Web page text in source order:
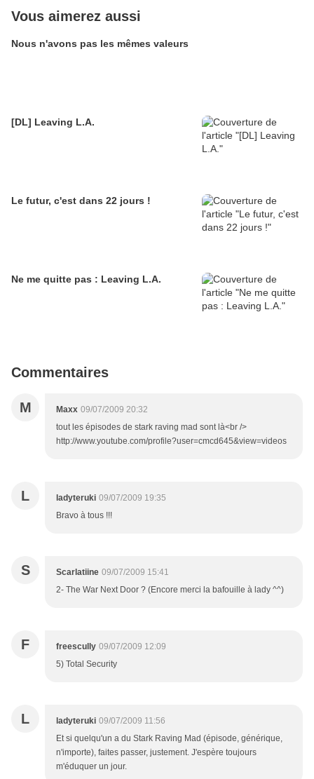
Vous aimerez aussi
Nous n'avons pas les mêmes valeurs
[DL] Leaving L.A.
Le futur, c'est dans 22 jours !
Ne me quitte pas : Leaving L.A.
Commentaires
M Maxx 09/07/2009 20:32
tout les épisodes de stark raving mad sont là<br />
http://www.youtube.com/profile?user=cmcd645&view=videos
L ladyteruki 09/07/2009 19:35
Bravo à tous !!!
S Scarlatiine 09/07/2009 15:41
2- The War Next Door ? (Encore merci la bafouille à lady ^^)
F freescully 09/07/2009 12:09
5) Total Security
L ladyteruki 09/07/2009 11:56
Et si quelqu'un a du Stark Raving Mad (épisode, générique,
n'importe), faites passer, justement. J'espère toujours
m'éduquer un jour.